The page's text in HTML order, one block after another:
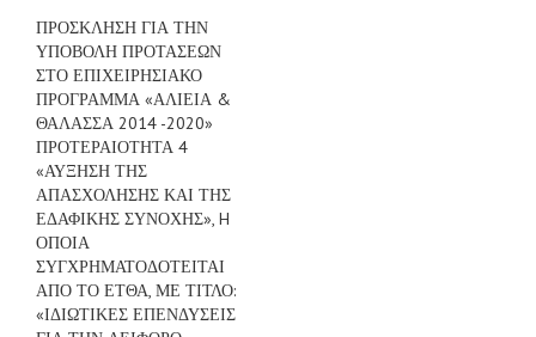
ΠΡΟΣΚΛΗΣΗ ΓΙΑ ΤΗΝ
ΥΠΟΒΟΛΗ ΠΡΟΤΑΣΕΩΝ
ΣΤΟ ΕΠΙΧΕΙΡΗΣΙΑΚΟ
ΠΡΟΓΡΑΜΜΑ «ΑΛΙΕΙΑ &
ΘΑΛΑΣΣΑ 2014 -2020»
ΠΡΟΤΕΡΑΙΟΤΗΤΑ 4
«ΑΥΞΗΣΗ ΤΗΣ
ΑΠΑΣΧΟΛΗΣΗΣ ΚΑΙ ΤΗΣ
ΕΔΑΦΙΚΗΣ ΣΥΝΟΧΗΣ», H
ΟΠΟΙΑ
ΣΥΓΧΡΗΜΑΤΟΔΟΤΕΙΤΑΙ
ΑΠΟ ΤΟ ΕΤΘΑ, ΜΕ ΤΙΤΛΟ:
«ΙΔΙΩΤΙΚΕΣ ΕΠΕΝΔΥΣΕΙΣ